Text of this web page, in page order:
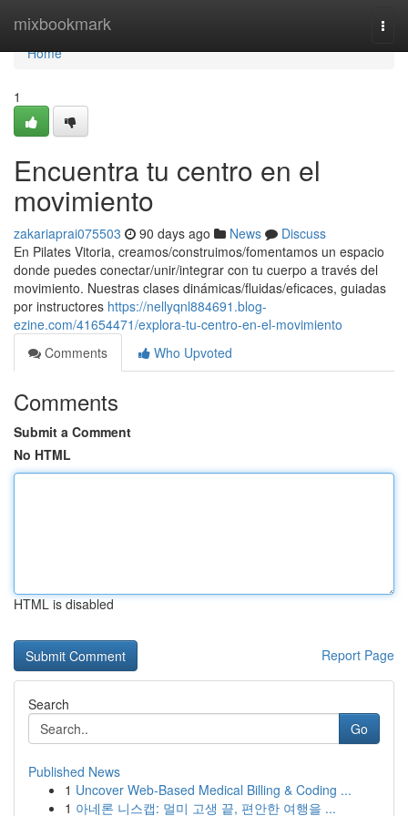
mixbookmark
Home
Home
1
Encuentra tu centro en el
movimiento
zakariaprai075503 90 days ago News
Discuss
En Pilates Vitoria, creamos/construimos/fomentamos un espacio
donde puedes conectar/unir/integrar con tu cuerpo a través del
movimiento. Nuestras clases dinámicas/fluidas/eficaces, guiadas
por instructores https://nellyqnl884691.blog-
ezine.com/41654471/explora-tu-centro-en-el-movimiento
Comments
Who Upvoted
Comments
Submit a Comment
No HTML
HTML is disabled
Report Page
Search
Go
Published News
1 Uncover Web-Based Medical Billing & Coding ...
1 아네론 니스캡: 멀미 고생 끝, 편안한 여행을 ...